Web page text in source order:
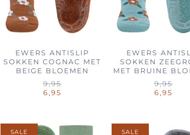
EWERS ANTISLIP
SOKKEN COGNAC MET
BEIGE BLOEMEN
9,95
6,95
EWERS
SOKKEN
MET BRUINE
9,95
6,95
SALE SALE